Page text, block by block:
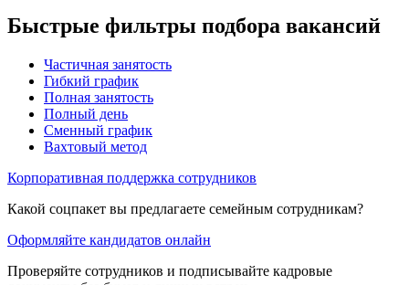
Быстрые фильтры подбора вакансий
Частичная занятость
Гибкий график
Полная занятость
Полный день
Сменный график
Вахтовый метод
Корпоративная поддержка сотрудников
Какой соцпакет вы предлагаете семейным сотрудникам?
Оформляйте кандидатов онлайн
Проверяйте сотрудников и подписывайте кадровые